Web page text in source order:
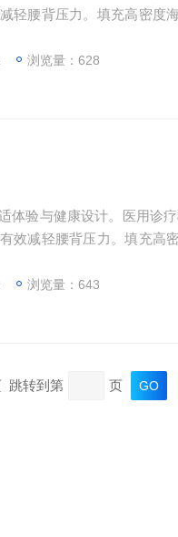
轻腰背压力。填充高密度
气杆保障安全，五星脚搭
浏览量：628
体验与健康设计。医用诊
效减轻腰背压力。填充高
防爆气杆保障安全，五星
浏览量：643
跳转到第 页